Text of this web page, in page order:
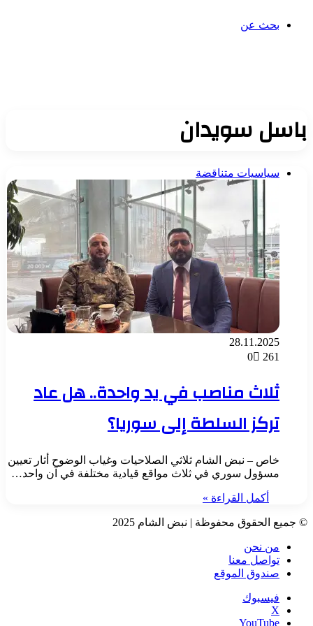
بحث عن
باسل سويدان
سياسيات متناقضة
28.11.2025
0
261
ثلاث مناصب في يد واحدة.. هل عاد
تركز السلطة إلى سوريا؟
خاص – نبض الشام ثلاثي الصلاحيات وغياب الوضوح أثار تعيين
مسؤول سوري في ثلاث مواقع قيادية مختلفة في آن واحد…
أكمل القراءة »
© جميع الحقوق محفوظة | نبض الشام 2025
من نحن
تواصل معنا
صندوق الموقع
فيسبوك
‫X
‫YouTube